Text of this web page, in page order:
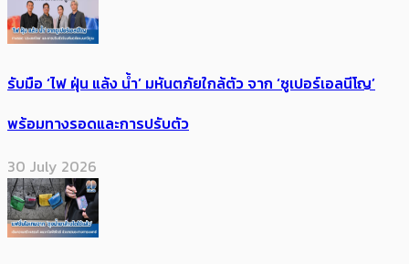
รับมือ ‘ไฟ ฝุ่น แล้ง น้ำ’ มหันตภัยใกล้ตัว จาก ‘ซูเปอร์เอลนีโญ’
พร้อมทางรอดและการปรับตัว
30 July 2026